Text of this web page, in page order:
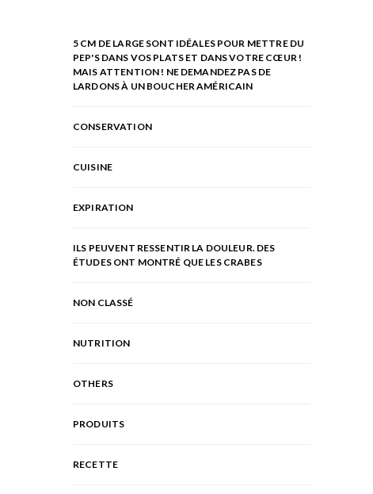
5 CM DE LARGE SONT IDÉALES POUR METTRE DU
PEP'S DANS VOS PLATS ET DANS VOTRE CŒUR !
MAIS ATTENTION ! NE DEMANDEZ PAS DE
LARDONS À UN BOUCHER AMÉRICAIN
CONSERVATION
CUISINE
EXPIRATION
ILS PEUVENT RESSENTIR LA DOULEUR. DES
ÉTUDES ONT MONTRÉ QUE LES CRABES
NON CLASSÉ
NUTRITION
OTHERS
PRODUITS
RECETTE